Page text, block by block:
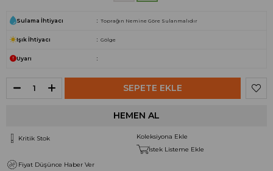
Sulama İhtiyacı Toprağın Nemine Göre Sulanmalıdır
Işık İhtiyacı Gölge
Uyarı
Kritik Stok
Koleksiyona Ekle
İstek Listeme Ekle
Fiyat Düşünce Haber Ver